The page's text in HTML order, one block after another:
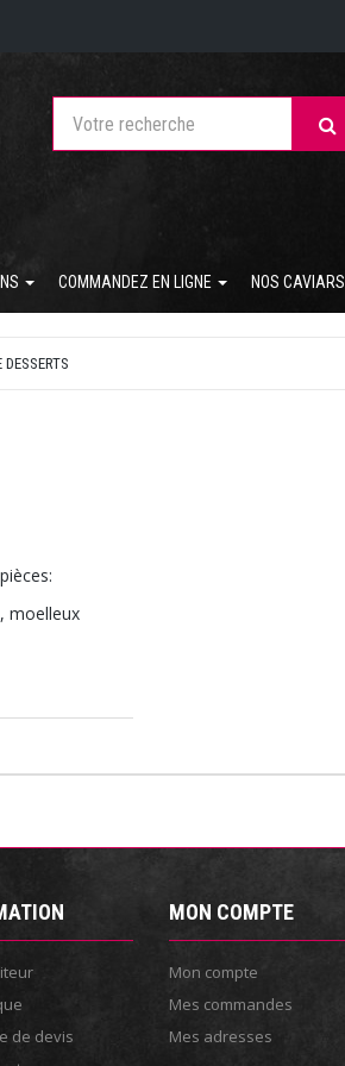
COMMANDEZ EN LIGNE NOS CAVIARS
moelleux
de devis
MON COMPTE
Mon compte
Mes commandes
Mes adresses